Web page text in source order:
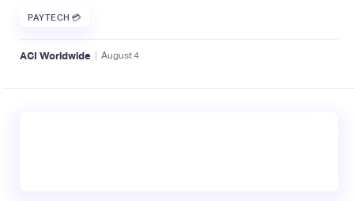
PAYTECH 💳
ACI Worldwide | August4